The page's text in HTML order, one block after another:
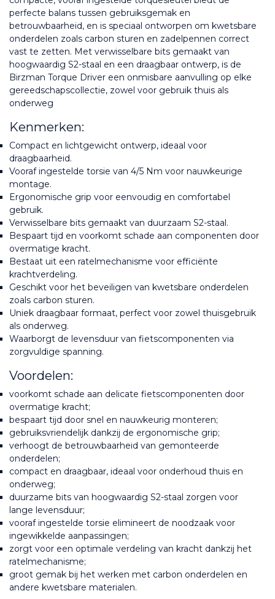
perfecte balans tussen gebruiksgemak en
betrouwbaarheid, en is speciaal ontworpen om kwetsbare
onderdelen zoals carbon sturen en zadelpennen correct
vast te zetten. Met verwisselbare bits gemaakt van
hoogwaardig S2-staal en een draagbaar ontwerp, is de
Birzman Torque Driver een onmisbare aanvulling op elke
gereedschapscollectie, zowel voor gebruik thuis als
onderweg
Kenmerken:
Compact en lichtgewicht ontwerp, ideaal voor
draagbaarheid.
Vooraf ingestelde torsie van 4/5 Nm voor nauwkeurige
montage.
Ergonomische grip voor eenvoudig en comfortabel
gebruik.
Verwisselbare bits gemaakt van duurzaam S2-staal.
Bespaart tijd en voorkomt schade aan componenten door
overmatige kracht.
Bestaat uit een ratelmechanisme voor efficiënte
krachtverdeling.
Geschikt voor het beveiligen van kwetsbare onderdelen
zoals carbon sturen.
Uniek draagbaar formaat, perfect voor zowel thuisgebruik
als onderweg.
Waarborgt de levensduur van fietscomponenten via
zorgvuldige spanning.
Voordelen:
voorkomt schade aan delicate fietscomponenten door
overmatige kracht;
bespaart tijd door snel en nauwkeurig monteren;
gebruiksvriendelijk dankzij de ergonomische grip;
verhoogt de betrouwbaarheid van gemonteerde
onderdelen;
compact en draagbaar, ideaal voor onderhoud thuis en
onderweg;
duurzame bits van hoogwaardig S2-staal zorgen voor
lange levensduur;
vooraf ingestelde torsie elimineert de noodzaak voor
ingewikkelde aanpassingen;
zorgt voor een optimale verdeling van kracht dankzij het
ratelmechanisme;
groot gemak bij het werken met carbon onderdelen en
andere kwetsbare materialen.